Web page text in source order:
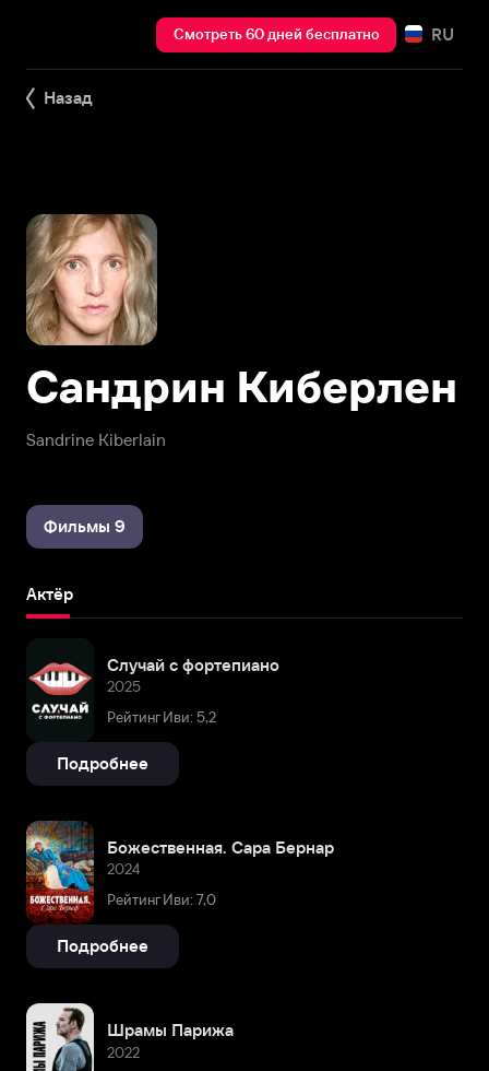
Смотреть 60 дней бесплатно RU
Назад
Sandrine Kiberlain
Сандрин Киберлен
Фильмы 9
Актёр
Случай с фортепиано
2025
Рейтинг Иви: 5,2
Подробнее
Божественная. Сара Бернар
2024
Рейтинг Иви: 7,0
Подробнее
Шрамы Парижа
2022